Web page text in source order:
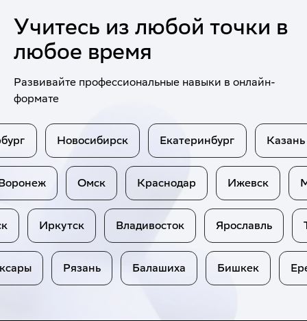
Учитесь из любой точки в
любое время
Развивайте профессиональные навыки в онлайн-
формате
Новосибирск Екатеринбург Казань
Воронеж Омск Краснодар Ижевск
Иркутск Владивосток Ярославль
Рязань Балашиха Бишкек